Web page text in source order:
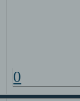
0